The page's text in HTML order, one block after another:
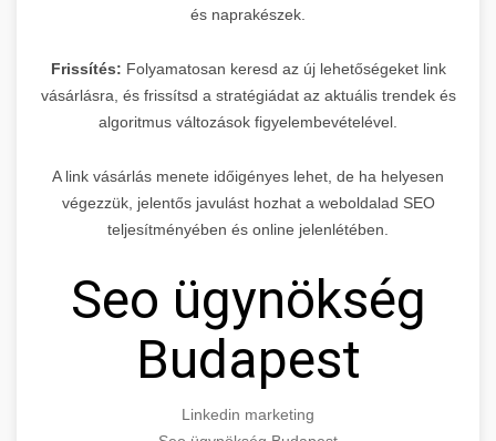
és naprakészek.
Frissítés: Folyamatosan keresd az új lehetőségeket link
vásárlásra, és frissítsd a stratégiádat az aktuális trendek és
algoritmus változások figyelembevételével.
A link vásárlás menete időigényes lehet, de ha helyesen
végezzük, jelentős javulást hozhat a weboldalad SEO
teljesítményében és online jelenlétében.
Seo ügynökség
Budapest
Linkedin marketing